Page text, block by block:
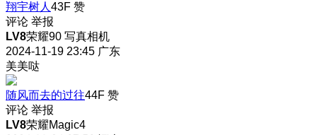
翔宇树人 43F 赞
评论 举报
LV8荣耀90 写真相机
2024-11-19 23:45 广东
美美哒
随风而去的过往44F 赞
评论 举报
LV8荣耀Magic4